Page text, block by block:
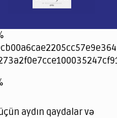
aydın qaydalar və